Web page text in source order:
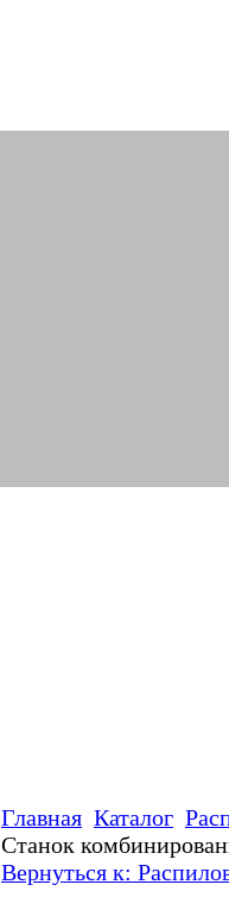
Главная Каталог
Станок
Вернуться к: